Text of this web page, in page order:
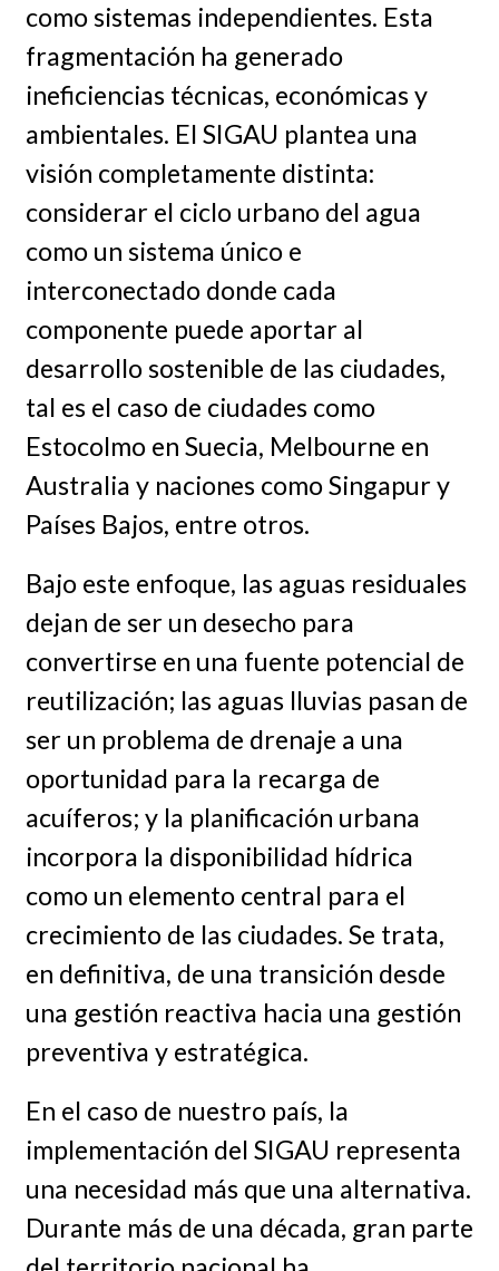
como sistemas independientes. Esta
fragmentación ha generado
ineficiencias técnicas, económicas y
ambientales. El SIGAU plantea una
visión completamente distinta:
considerar el ciclo urbano del agua
como un sistema único e
interconectado donde cada
componente puede aportar al
desarrollo sostenible de las ciudades,
tal es el caso de ciudades como
Estocolmo en Suecia, Melbourne en
Australia y naciones como Singapur y
Países Bajos, entre otros.
Bajo este enfoque, las aguas residuales
dejan de ser un desecho para
convertirse en una fuente potencial de
reutilización; las aguas lluvias pasan de
ser un problema de drenaje a una
oportunidad para la recarga de
acuíferos; y la planificación urbana
incorpora la disponibilidad hídrica
como un elemento central para el
crecimiento de las ciudades. Se trata,
en definitiva, de una transición desde
una gestión reactiva hacia una gestión
preventiva y estratégica.
En el caso de nuestro país, la
implementación del SIGAU representa
una necesidad más que una alternativa.
Durante más de una década, gran parte